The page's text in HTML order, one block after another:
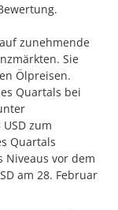
zunehmende
Sie
Ölpreisen.
Quartals bei
zum
Quartals
Niveaus vor dem
am 28. Februar